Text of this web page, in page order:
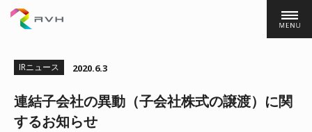
IRニュース 2020.6.3
連結子会社の異動（子会社株式の譲渡）に関
するお知らせ